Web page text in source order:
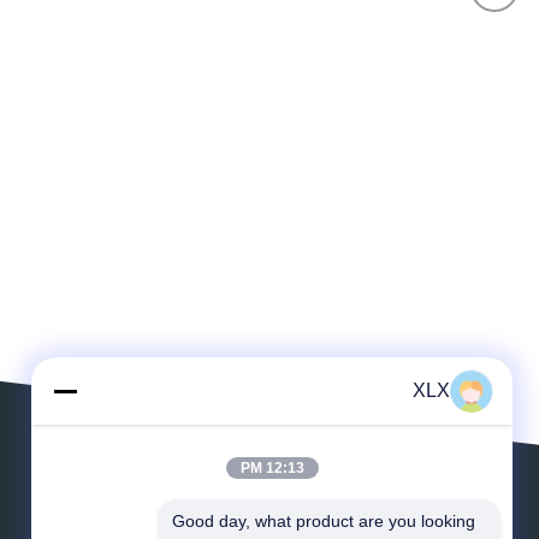
XLX
12:13 PM
Good day, what product are you looking